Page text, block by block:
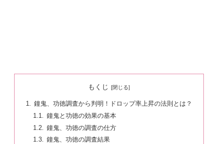
もくじ
鐘鬼、功徳調査から判明！ドロップ率上昇の法則とは？
鐘鬼と功徳の効果の基本
鐘鬼、功徳の調査の仕方
鐘鬼、功徳の調査結果